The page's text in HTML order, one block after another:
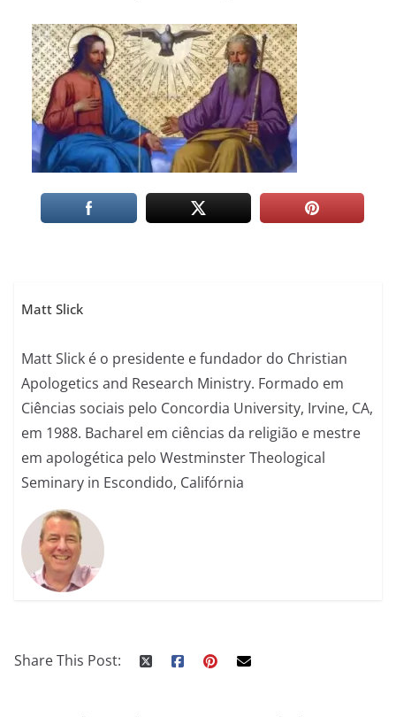
Matt Slick
Matt Slick é o presidente e fundador do Christian
Apologetics and Research Ministry. Formado em
Ciências sociais pelo Concordia University, Irvine, CA,
em 1988. Bacharel em ciências da religião e mestre
em apologética pelo Westminster Theological
Seminary in Escondido, Califórnia
Share This Post: